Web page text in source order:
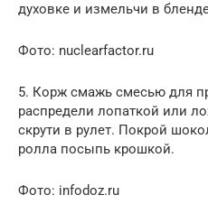
духовке и измельчи в
Фото: nuclearfactor.ru
5. Корж смажь смесью для
распредели лопаткой или
скрути в рулет. Покрой
ролла посыпь крошкой.
Фото: infodoz.ru